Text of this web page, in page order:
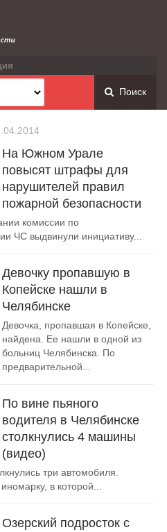
Поиск
На Южном Урале
повысят штрафы для
нарушителей правил
пожарной безопасности
комиссии по
ЧС выдвинули инициативу...
Девочку пропавшую в
Копейске нашли в
Челябинске
Девочка, пропавшая в Копейске,
найдена. Ее нашли в одной из
больниц Челябинска. По
предварительной...
По вине пьяного
водителя в Челябинске
столкнулись 4 машины
(видео)
три автомобиля.
в которой...
Озерский подросток с